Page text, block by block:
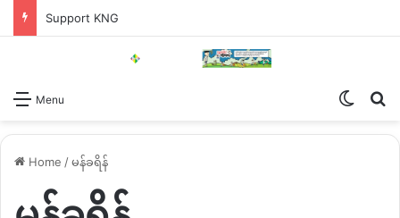
Support KNG
Menu
Home /မန်ခရိန်